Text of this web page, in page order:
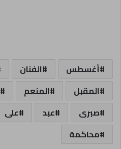
أغسطس الفنان
المقبل
المنعم
صبرى
عبد على
محاكمة